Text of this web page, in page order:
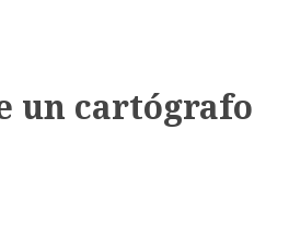
un cartógrafo